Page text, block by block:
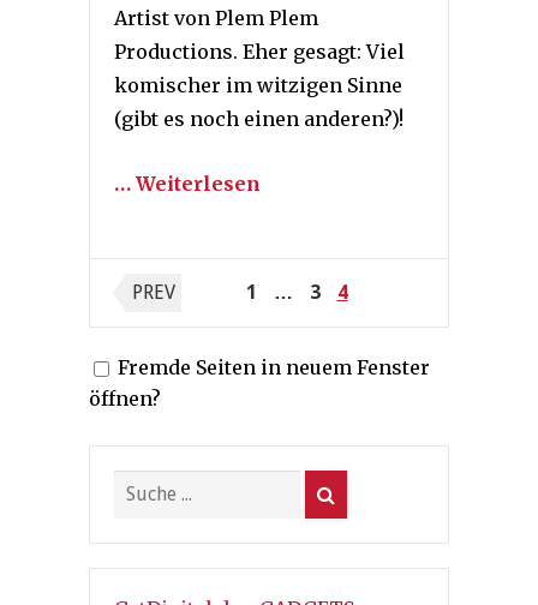
Artist von Plem Plem
Productions. Eher gesagt: Viel
komischer im witzigen Sinne
(gibt es noch einen anderen?)!
… Weiterlesen
Seitennummerierung
der
Beiträge
PREV 1 … 3 4
Fremde Seiten in neuem Fenster
öffnen?